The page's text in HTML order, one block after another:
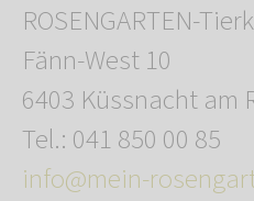
ROSENGARTEN-
Fänn-West 10
6403 Küssnacht am
Tel.: 041 850 00 85
info@mein-